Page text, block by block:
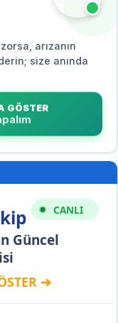
arızanın
size anında
GÖSTER
CANLI
Güncel
➔